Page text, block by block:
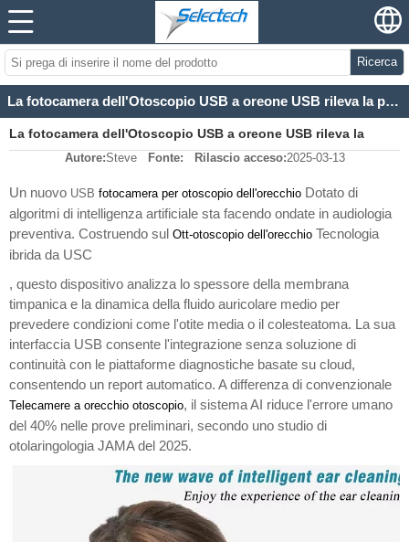
Ricerca
La fotocamera dell'Otoscopio USB a oreone USB rileva la perdita dell'udito precoce
La fotocamera dell'Otoscopio USB a oreone USB rileva la
perdita dell'udito precoce
Autore:Steve Fonte: Rilascio acceso:2025-03-13
Un nuovo USB fotocamera per otoscopio dell'orecchio Dotato di
algoritmi di intelligenza artificiale sta facendo ondate in audiologia
preventiva. Costruendo sul Ott-otoscopio dell'orecchio Tecnologia
ibrida da USC
, questo dispositivo analizza lo spessore della membrana
timpanica e la dinamica della fluido auricolare medio per
prevedere condizioni come l'otite media o il colesteatoma. La sua
interfaccia USB consente l'integrazione senza soluzione di
continuità con le piattaforme diagnostiche basate su cloud,
consentendo un report automatico. A differenza di convenzionale
Telecamere a orecchio otoscopio, il sistema AI riduce l'errore umano
del 40% nelle prove preliminari, secondo uno studio di
otolaringologia JAMA del 2025.